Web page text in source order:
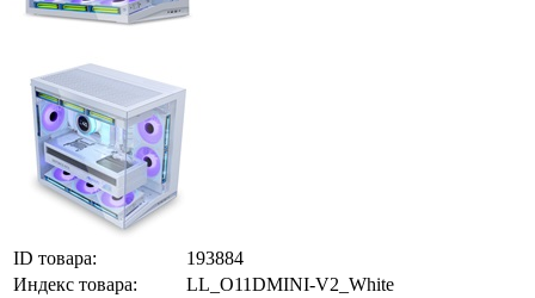
ID товара:
193884
Индекс товара:
LL_O11DMINI-V2_White